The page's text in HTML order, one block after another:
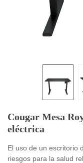
Cougar Mesa
eléctrica
El uso de un escritorio
riesgos para la salud